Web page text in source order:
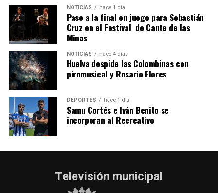
hace 4 días· Huelvatv
NOTICIAS hace 1 día
Pase a la final en juego para Sebastián
Cruz en el Festival de Cante de las
Minas
NOTICIAS hace 4 días
Huelva despide las Colombinas con
piromusical y Rosario Flores
DEPORTES hace 1 día
Samu Cortés e Iván Benito se
incorporan al Recreativo
Televisión municipal